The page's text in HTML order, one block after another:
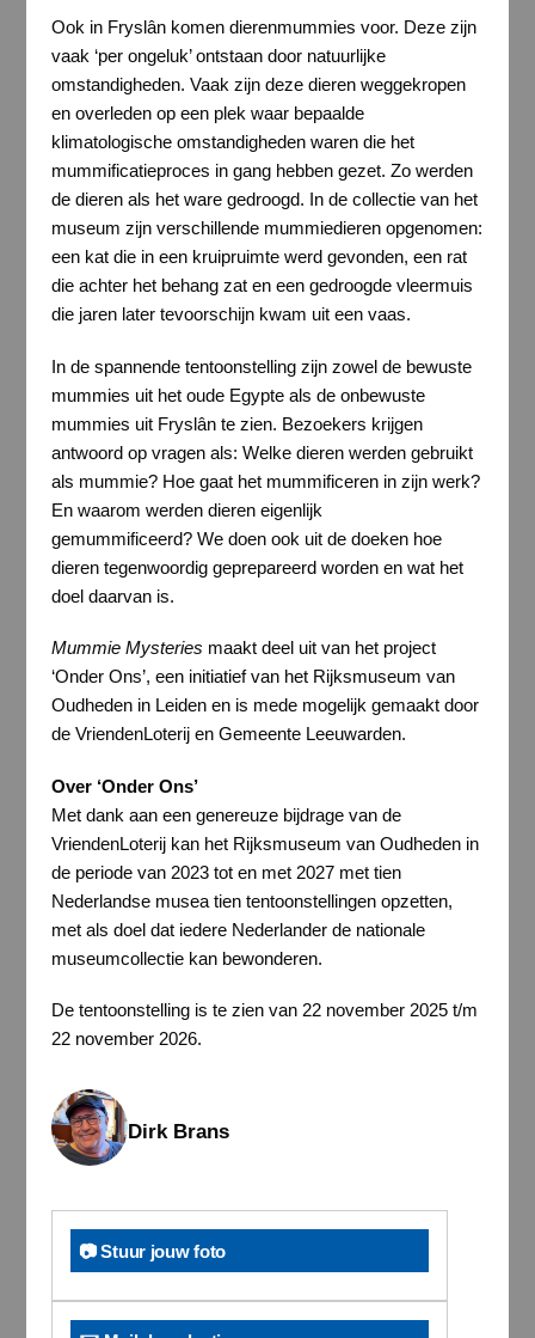
Ook in Fryslân komen dierenmummies voor. Deze zijn
vaak ‘per ongeluk’ ontstaan door natuurlijke
omstandigheden. Vaak zijn deze dieren weggekropen
en overleden op een plek waar bepaalde
klimatologische omstandigheden waren die het
mummificatieproces in gang hebben gezet. Zo werden
de dieren als het ware gedroogd. In de collectie van het
museum zijn verschillende mummiedieren opgenomen:
een kat die in een kruipruimte werd gevonden, een rat
die achter het behang zat en een gedroogde vleermuis
die jaren later tevoorschijn kwam uit een vaas.
In de spannende tentoonstelling zijn zowel de bewuste
mummies uit het oude Egypte als de onbewuste
mummies uit Fryslân te zien. Bezoekers krijgen
antwoord op vragen als: Welke dieren werden gebruikt
als mummie? Hoe gaat het mummificeren in zijn werk?
En waarom werden dieren eigenlijk
gemummificeerd? We doen ook uit de doeken hoe
dieren tegenwoordig geprepareerd worden en wat het
doel daarvan is.
Mummie Mysteries maakt deel uit van het project
‘Onder Ons’, een initiatief van het Rijksmuseum van
Oudheden in Leiden en is mede mogelijk gemaakt door
de VriendenLoterij en Gemeente Leeuwarden.
Over ‘Onder Ons’
Met dank aan een genereuze bijdrage van de
VriendenLoterij kan het Rijksmuseum van Oudheden in
de periode van 2023 tot en met 2027 met tien
Nederlandse musea tien tentoonstellingen opzetten,
met als doel dat iedere Nederlander de nationale
museumcollectie kan bewonderen.
De tentoonstelling is te zien van 22 november 2025 t/m
22 november 2026.
Dirk Brans
📷 Stuur jouw foto